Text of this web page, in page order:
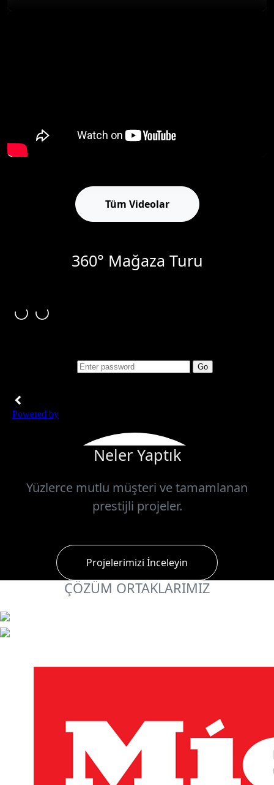
Tüm Videolar
360° Mağaza Turu
Neler Yaptık
Yüzlerce mutlu müşteri ve tamamlanan
prestijli projeler.
Projelerimizi İnceleyin
ÇÖZÜM ORTAKLARIMIZ